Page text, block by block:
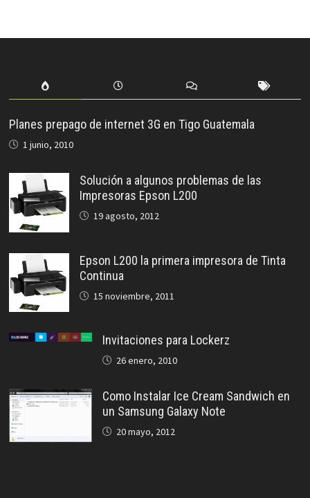
Planes prepago de internet 3G en Tigo Guatemala
1 junio, 2010
Solución a algunos problemas de las
Impresoras Epson L200
19 agosto, 2012
Epson L200 la primera impresora de Tinta
Continua
15 noviembre, 2011
Invitaciones para Lockerz
26 enero, 2010
Como Instalar Ice Cream Sandwich en
un Samsung Galaxy Note
20 mayo, 2012